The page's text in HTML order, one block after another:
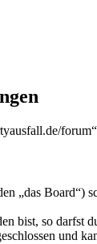
„das Board“)
bist, so darfst
und